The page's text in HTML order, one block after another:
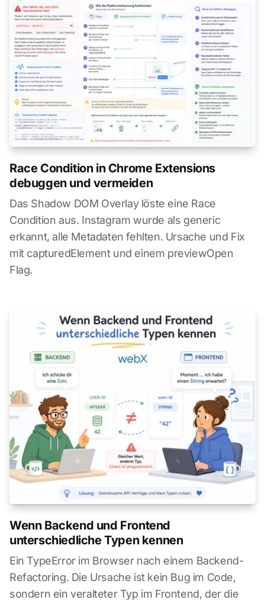
Race Condition in Chrome Extensions
debuggen und vermeiden
Das Shadow DOM Overlay löste eine Race
Condition aus. Instagram wurde als generic
erkannt, alle Metadaten fehlten. Ursache und Fix
mit capturedElement und einem previewOpen
Flag.
Wenn Backend und Frontend
unterschiedliche Typen kennen
Ein TypeError im Browser nach einem Backend-
Refactoring. Die Ursache ist kein Bug im Code,
sondern ein veralteter Typ im Frontend, der die